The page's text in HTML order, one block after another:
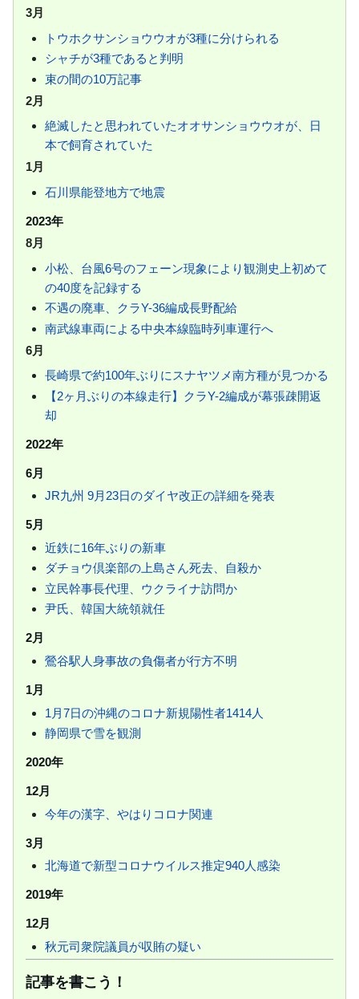
3月
トウホクサンショウウオが3種に分けられる
シャチが3種であると判明
束の間の10万記事
2月
絶滅したと思われていたオオサンショウウオが、日
本で飼育されていた
1月
石川県能登地方で地震
2023年
8月
小松、台風6号のフェーン現象により観測史上初めて
の40度を記録する
不遇の廃車、クラY-36編成長野配給
南武線車両による中央本線臨時列車運行へ
6月
長崎県で約100年ぶりにスナヤツメ南方種が見つかる
【2ヶ月ぶりの本線走行】クラY-2編成が幕張疎開返
却
2022年
6月
JR九州 9月23日のダイヤ改正の詳細を発表
5月
近鉄に16年ぶりの新車
ダチョウ倶楽部の上島さん死去、自殺か
立民幹事長代理、ウクライナ訪問か
尹氏、韓国大統領就任
2月
鶯谷駅人身事故の負傷者が行方不明
1月
1月7日の沖縄のコロナ新規陽性者1414人
静岡県で雪を観測
2020年
12月
今年の漢字、やはりコロナ関連
3月
北海道で新型コロナウイルス推定940人感染
2019年
12月
秋元司衆院議員が収賄の疑い
記事を書こう！